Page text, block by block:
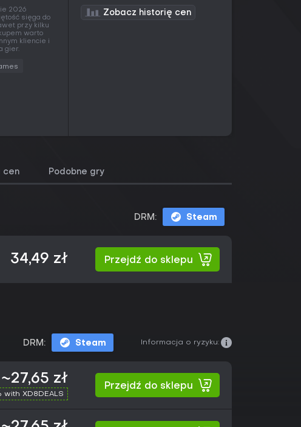
2026
sięga do
przy kilku
warto
kliencie i
gier.
Zobacz historię cen
cen Podobne gry
DRM: Steam
34,49 zł Przejdź do sklepu
DRM: Steam Informacja o ryzyku:
~27,65 zł
with XD8DEALS
Przejdź do sklepu